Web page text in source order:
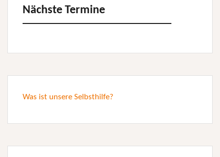
Nächste Termine
Was ist unsere Selbsthilfe?